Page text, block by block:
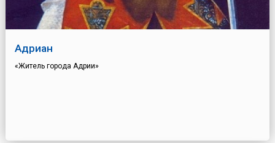
Адриан
«Житель города Адрии»